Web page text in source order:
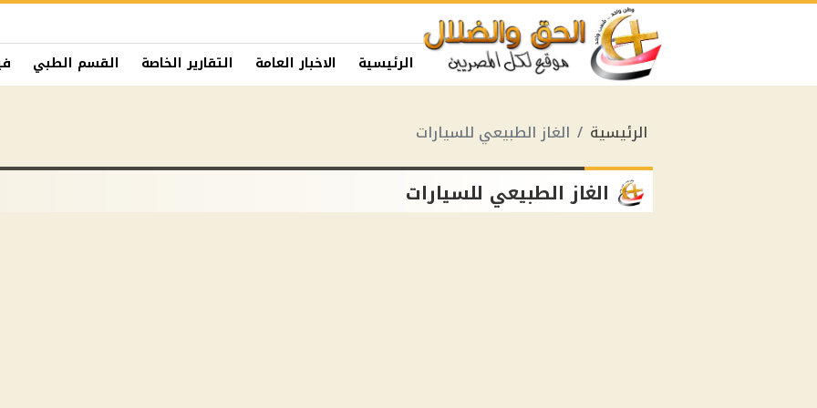
الرئيسية الاخبار العامة التقارير الخاصة القسم الطبي
الرئيسية الغاز الطبيعي للسيارات
الغاز الطبيعي للسيارات